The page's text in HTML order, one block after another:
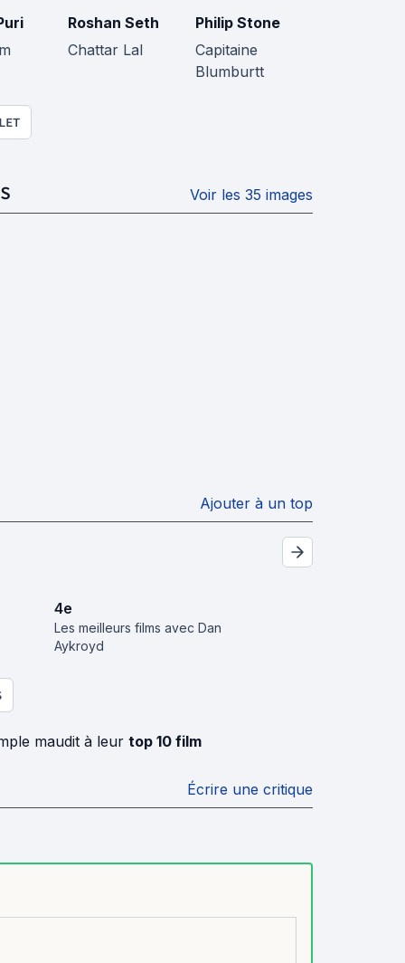
Roshan Seth
Chattar Lal
Philip Stone
Capitaine
Blumburtt
Voir les 35 images
Ajouter à un top
4e
Les meilleurs films avec Dan
Aykroyd
maudit à leur top 10 film
Écrire une critique